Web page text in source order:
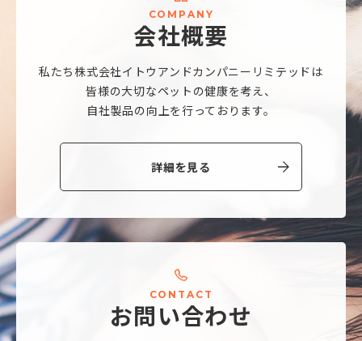
CO M P AN Y
会社概要
私たち株式会社イトウアンドカンパニーリミテッドは
皆様の大切なペットの健康を考え、
自社製品の向上を行っております。
詳細を見る
CO N T A C T
お問い合わせ